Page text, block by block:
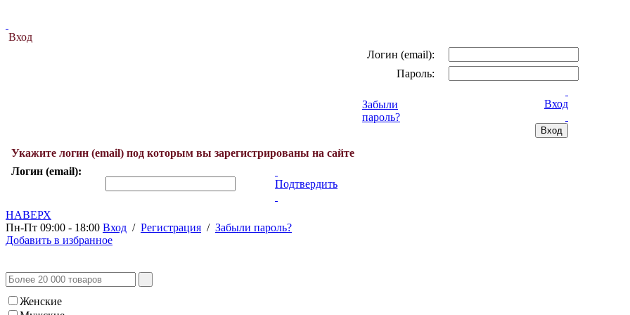
Вход
Логин (email):
Пароль:
Забыли
пароль?
Вход
Укажите логин (email) под которым вы зарегистрированы на сайте
Логин (email):
Подтвердить
НАВЕРХ
Пн-Пт 09:00 - 18:00 Вход / Регистрация / Забыли пароль?
Добавить в избранное
Женские